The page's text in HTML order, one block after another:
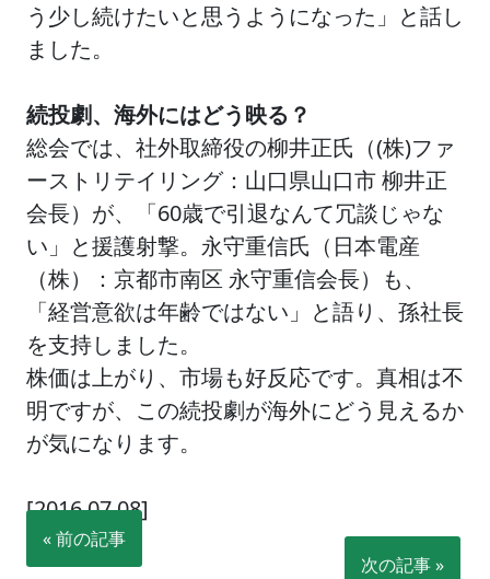
う少し続けたいと思うようになった」と話し
ました。
続投劇、海外にはどう映る？
総会では、社外取締役の柳井正氏（(株)ファ
ーストリテイリング：山口県山口市 柳井正
会長）が、「60歳で引退なんて冗談じゃな
い」と援護射撃。永守重信氏（日本電産
（株）：京都市南区 永守重信会長）も、
「経営意欲は年齢ではない」と語り、孫社長
を支持しました。
株価は上がり、市場も好反応です。真相は不
明ですが、この続投劇が海外にどう見えるか
が気になります。
[2016.07.08]
« 前の記事
次の記事 »